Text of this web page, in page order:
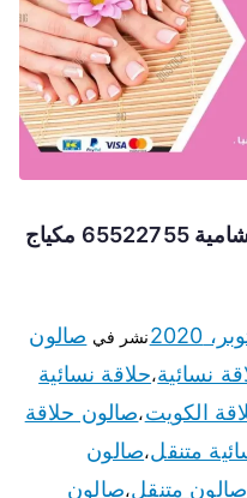
صالون للسيدات خدمة منازل الشامية 65522755 مكياج
نشر في صالون
نسائية،حلاقة نسائية
الكويت،صالون حلاقة
متنقل،صالون
صالون متنقل،صالون